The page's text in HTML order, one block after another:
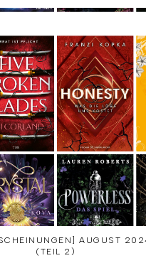
AUGUST
(TEIL 2)